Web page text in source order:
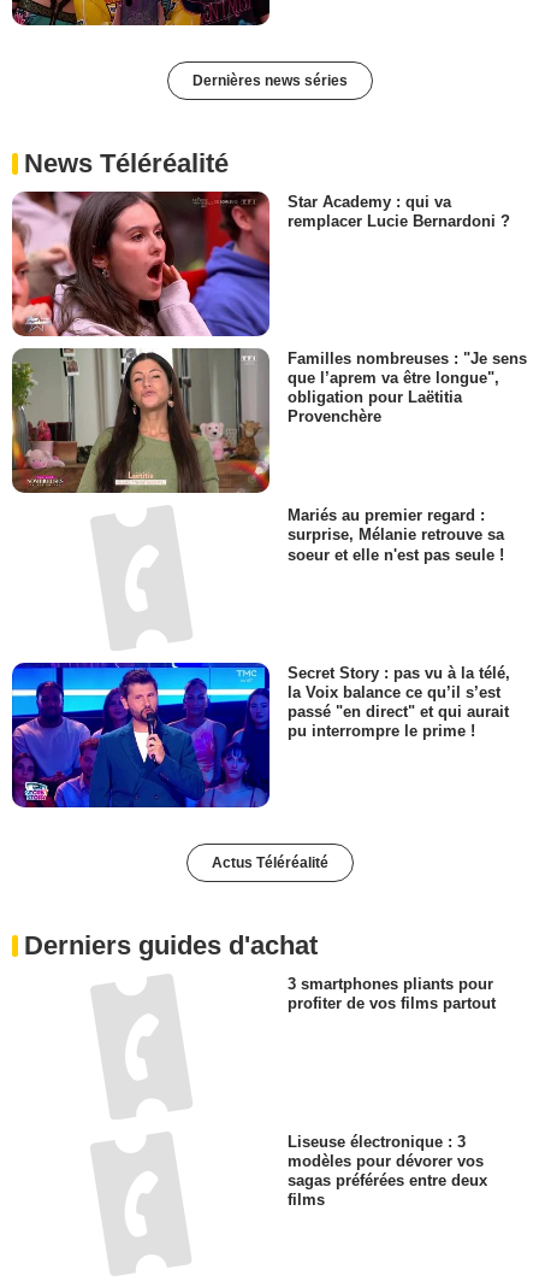
Dernières news séries
News Téléréalité
Star Academy : qui va
remplacer Lucie Bernardoni ?
Familles nombreuses : "Je sens
que l’aprem va être longue",
obligation pour Laëtitia
Provenchère
Mariés au premier regard :
surprise, Mélanie retrouve sa
soeur et elle n'est pas seule !
Secret Story : pas vu à la télé,
la Voix balance ce qu’il s’est
passé "en direct" et qui aurait
pu interrompre le prime !
Actus Téléréalité
Derniers guides d'achat
3 smartphones pliants pour
profiter de vos films partout
Liseuse électronique : 3
modèles pour dévorer vos
sagas préférées entre deux
films